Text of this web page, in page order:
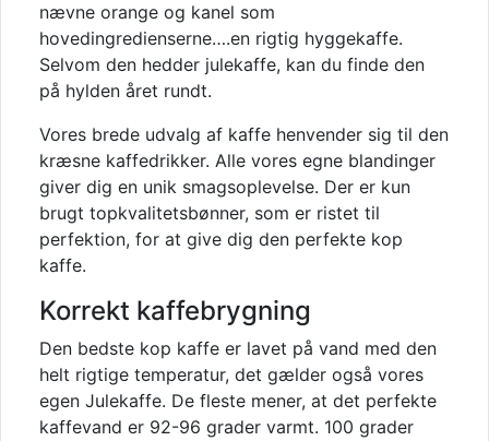
nævne orange og kanel som
hovedingredienserne….en rigtig hyggekaffe.
Selvom den hedder julekaffe, kan du finde den
på hylden året rundt.
Vores brede udvalg af kaffe henvender sig til den
kræsne kaffedrikker. Alle vores egne blandinger
giver dig en unik smagsoplevelse. Der er kun
brugt topkvalitetsbønner, som er ristet til
perfektion, for at give dig den perfekte kop
kaffe.
Korrekt kaffebrygning
Den bedste kop kaffe er lavet på vand med den
helt rigtige temperatur, det gælder også vores
egen Julekaffe. De fleste mener, at det perfekte
kaffevand er 92-96 grader varmt. 100 grader